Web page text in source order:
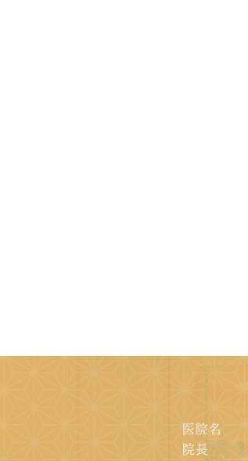
医院名
院長